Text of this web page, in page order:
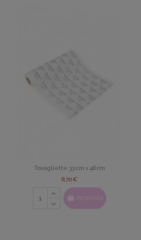
Tovagliette 33 cm x 48 cm
8,70 €
Acquista